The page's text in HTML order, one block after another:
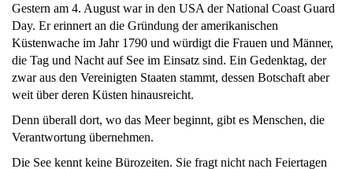
Gestern am 4. August war in den USA der National Coast Guard
Day. Er erinnert an die Gründung der amerikanischen
Küstenwache im Jahr 1790 und würdigt die Frauen und Männer,
die Tag und Nacht auf See im Einsatz sind. Ein Gedenktag, der
zwar aus den Vereinigten Staaten stammt, dessen Botschaft aber
weit über deren Küsten hinausreicht.
Denn überall dort, wo das Meer beginnt, gibt es Menschen, die
Verantwortung übernehmen.
Die See kennt keine Bürozeiten. Sie fragt nicht nach Feiertagen